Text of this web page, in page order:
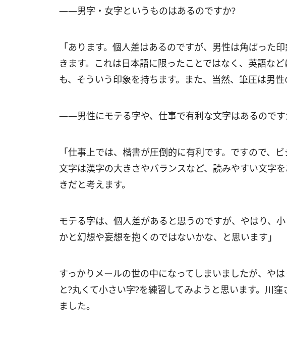
――男字・女字というものはあるのですか?
「あります。個人差はあるのですが、男性は角ばった
きます。これは日本語に限ったことではなく、英語な
も、そういう印象を持ちます。また、当然、筆圧は男性
――男性にモテる字や、仕事で有利な文字はあるのです
「仕事上では、楷書が圧倒的に有利です。ですので、
文字は漢字の大きさやバランスなど、読みやすい文字
きだと考えます。
モテる字は、個人差があると思うのですが、やはり、
かと幻想や妄想を抱くのではないかな、と思います」
すっかりメールの世の中になってしまいましたが、や
と?丸くて小さい字?を練習してみようと思います。川
ました。